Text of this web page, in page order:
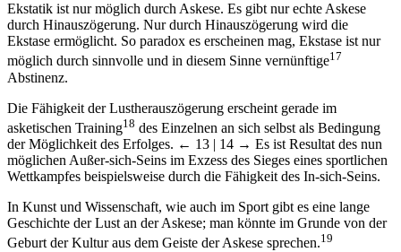
Ekstatik ist nur möglich durch Askese. Es gibt nur echte Askese
durch Hinauszögerung. Nur durch Hinauszögerung wird die
Ekstase ermöglicht. So paradox es erscheinen mag, Ekstase ist nur
möglich durch sinnvolle und in diesem Sinne vernünftige17
Abstinenz.
Die Fähigkeit der Lustherauszögerung erscheint gerade im
asketischen Training18 des Einzelnen an sich selbst als Bedingung
der Möglichkeit des Erfolges. ← 13 | 14 → Es ist Resultat des nun
möglichen Außer-sich-Seins im Exzess des Sieges eines sportlichen
Wettkampfes beispielsweise durch die Fähigkeit des In-sich-Seins.
In Kunst und Wissenschaft, wie auch im Sport gibt es eine lange
Geschichte der Lust an der Askese; man könnte im Grunde von der
Geburt der Kultur aus dem Geiste der Askese sprechen.19